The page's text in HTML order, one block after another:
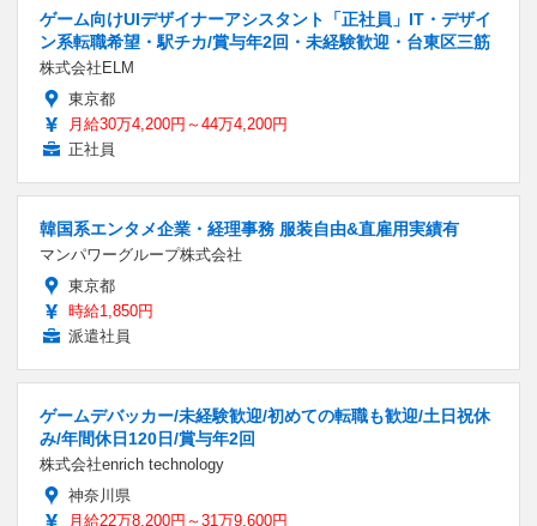
ゲーム向けUIデザイナーアシスタント「正社員」IT・デザイ
ン系転職希望・駅チカ/賞与年2回・未経験歓迎・台東区三筋
株式会社ELM
東京都
月給30万4,200円～44万4,200円
正社員
韓国系エンタメ企業・経理事務 服装自由&直雇用実績有
マンパワーグループ株式会社
東京都
時給1,850円
派遣社員
ゲームデバッカー/未経験歓迎/初めての転職も歓迎/土日祝休
み/年間休日120日/賞与年2回
株式会社enrich technology
神奈川県
月給22万8,200円～31万9,600円